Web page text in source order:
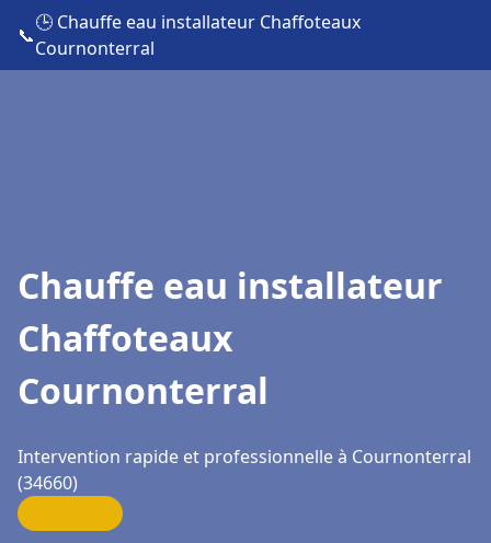
📞
🕒 Chauffe eau installateur Chaffoteaux
Cournonterral
Chauffe eau installateur
Chaffoteaux
Cournonterral
Intervention rapide et professionnelle à Cournonterral
(34660)